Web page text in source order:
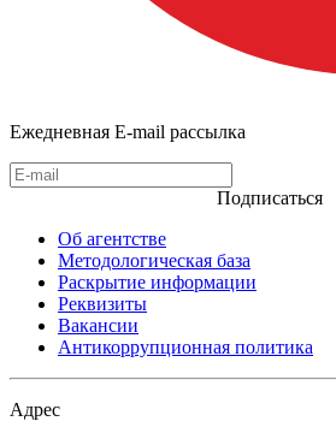
Ежедневная E-mail рассылка
Подписаться
Об агентстве
Методологическая база
Раскрытие информации
Реквизиты
Вакансии
Антикоррупционная политика
Адрес